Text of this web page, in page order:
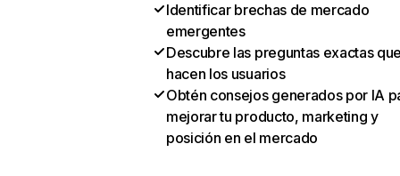
Identificar brechas de mercado
emergentes
Descubre las preguntas exactas
hacen los usuarios
Obtén consejos generados por IA
mejorar tu producto, marketing y
posición en el mercado